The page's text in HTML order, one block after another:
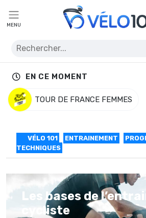
MENU
EN CE MOMENT
TOUR DE FRANCE FEMMES
VÉLO 101 ENTRAINEMENT
TECHNIQUES
Les bases de
cycliste